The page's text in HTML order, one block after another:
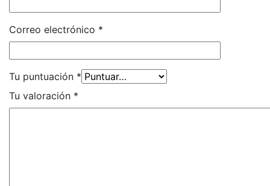
Correo electrónico *
Tu puntuación *
Tu valoración *